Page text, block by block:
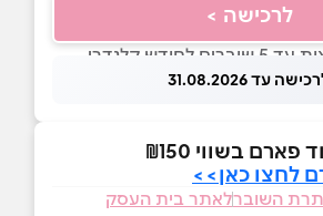
לרכישה >
לחודש קלנדרי
עד 31.08.2026
בשווי ₪150
לחצו כאן>>
השוברלאתר בית העסק